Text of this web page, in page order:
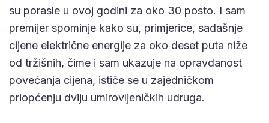
su porasle u ovoj godini za oko 30 posto. I sam
premijer spominje kako su, primjerice, sadašnje
cijene električne energije za oko deset puta niže
od tržišnih, čime i sam ukazuje na opravdanost
povećanja cijena, ističe se u zajedničkom
priopćenju dviju umirovljeničkih udruga.